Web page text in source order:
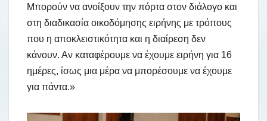
Μπορούν να ανοίξουν την πόρτα στον διάλογο και
στη διαδικασία οικοδόμησης ειρήνης με τρόπους
που η αποκλειστικότητα και η διαίρεση δεν
κάνουν. Αν καταφέρουμε να έχουμε ειρήνη για 16
ημέρες, ίσως μια μέρα να μπορέσουμε να έχουμε
για πάντα.»